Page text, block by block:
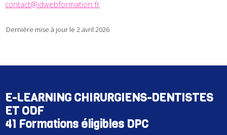
contact@idwebformation.fr
Dernière mise à jour le 2 avril 2026
E-LEARNING CHIRURGIENS-DENTISTES
ET ODF
41 Formations éligibles DPC